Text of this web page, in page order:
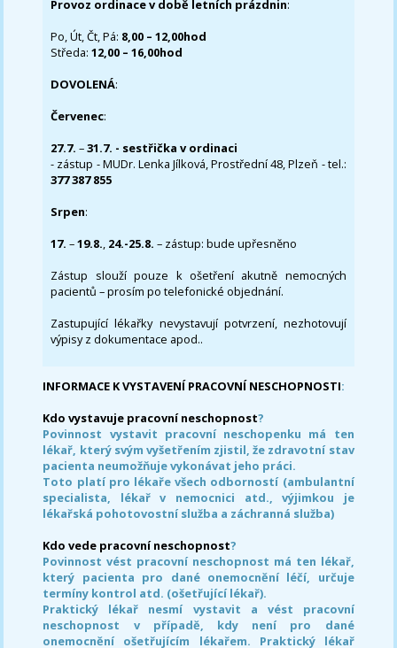
Provoz ordinace v době letních prázdnin:
Po, Út, Čt, Pá: 8,00 – 12,00hod
Středa:12,00 – 16,00hod
DOVOLENÁ:
Červenec:
27.7.–31.7. - sestřička v ordinaci
- zástup - MUDr. Lenka Jílková, Prostřední 48, Plzeň - tel.:
377 387 855
Srpen:
17. –19.8., 24.-25.8. – zástup: bude upřesněno
Zástup slouží pouze k ošetření akutně nemocných
pacientů – prosím po telefonické objednání.
Zastupující lékařky nevystavují potvrzení, nezhotovují
výpisy z dokumentace apod..
INFORMACE K VYSTAVENÍ PRACOVNÍ NESCHOPNOSTI:
Kdo vystavuje pracovní neschopnost?
Povinnost vystavit pracovní neschopenku má ten
lékař, který svým vyšetřením zjistil, že zdravotní stav
pacienta neumožňuje vykonávat jeho práci.
Toto platí pro lékaře všech odborností (ambulantní
specialista, lékař v nemocnici atd., výjimkou je
lékařská pohotovostní služba a záchranná služba)
Kdo vede pracovní neschopnost?
Povinnost vést pracovní neschopnost má ten lékař,
který pacienta pro dané onemocnění léčí, určuje
termíny kontrol atd. (ošetřující lékař).
Praktický lékař nesmí vystavit a vést pracovní
neschopnost v případě, kdy není pro dané
onemocnění ošetřujícím lékařem. Praktický lékař